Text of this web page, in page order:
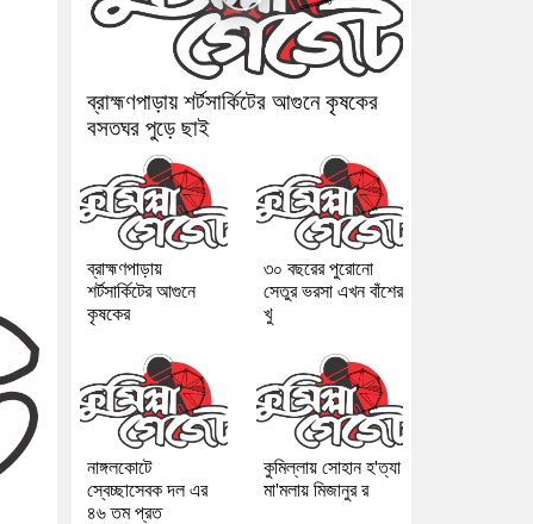
ব্রাহ্মণপাড়ায় শর্টসার্কিটের আগুনে কৃষকের
বসতঘর পুড়ে ছাই
ব্রাহ্মণপাড়ায়
শর্টসার্কিটের আগুনে
কৃষকের
৩০ বছরের পুরোনো
সেতুর ভরসা এখন বাঁশের
খু
নাঙ্গলকোটে
স্বেচ্ছাসেবক দল এর
৪৬ তম প্রত
কুমিল্লায় সোহান হ'ত্যা
মা'মলায় মিজানুর র